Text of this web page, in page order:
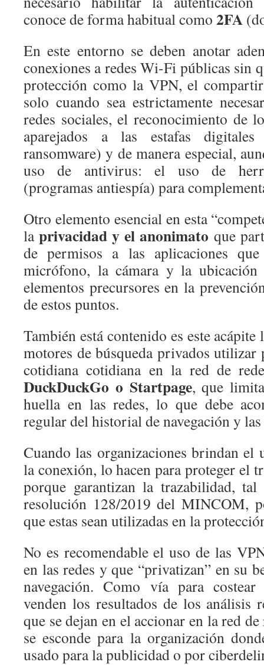
conoce de forma habitual como 2FA
En este entorno se deben anotar
conexiones a redes Wi-Fi públicas sin
protección como la VPN, el
solo cuando sea estrictamente
redes sociales, el reconocimiento de
aparejados a las estafas
ransomware) y de manera especial,
uso de antivirus: el uso de
(programas antiespía) para
Otro elemento esencial en esta
laprivacidad y el anonimato que
de permisos a las aplicaciones
micrófono, la cámara y la
elementos precursores en la
de estos puntos.
También está contenido es este
motores de búsqueda privados utilizar
cotidiana cotidiana en la red de
DuckDuckGo o Startpage, que
huella en las redes, lo que debe
regular del historial de navegación y
Cuando las organizaciones brindan
la conexión, lo hacen para proteger el
porque garantizan la trazabilidad, tal
resolución 128/2019 del MINCOM,
que estas sean utilizadas en la
No es recomendable el uso de las
en las redes y que “privatizan” en su
navegación. Como vía para costear
venden los resultados de los análisis
que se dejan en el accionar en la red
se esconde para la organización
usado para la publicidad o por